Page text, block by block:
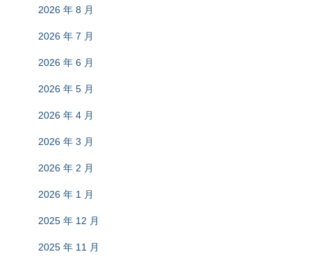
2026 年 8 月
2026 年 7 月
2026 年 6 月
2026 年 5 月
2026 年 4 月
2026 年 3 月
2026 年 2 月
2026 年 1 月
2025 年 12 月
2025 年 11 月